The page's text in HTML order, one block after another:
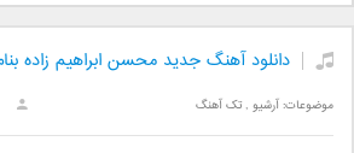
دانلود آهنگ جدید محسن ابراهیم زاده
موضوعات:آرشیو ,تک آهنگ